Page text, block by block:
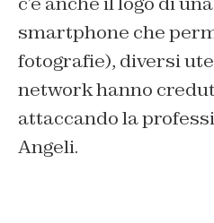
smartphone che
fotografie), diversi
network hanno
attaccando la
Angeli.